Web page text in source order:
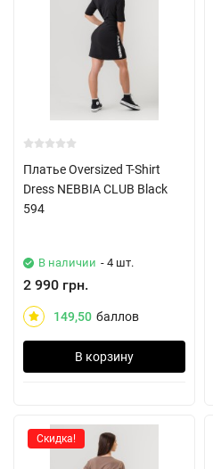
Платье Oversized T-Shirt
Dress NEBBIA CLUB Black
594
В наличии - 4 шт.
2 990 грн.
149,50 баллов
В корзину
Скидка!